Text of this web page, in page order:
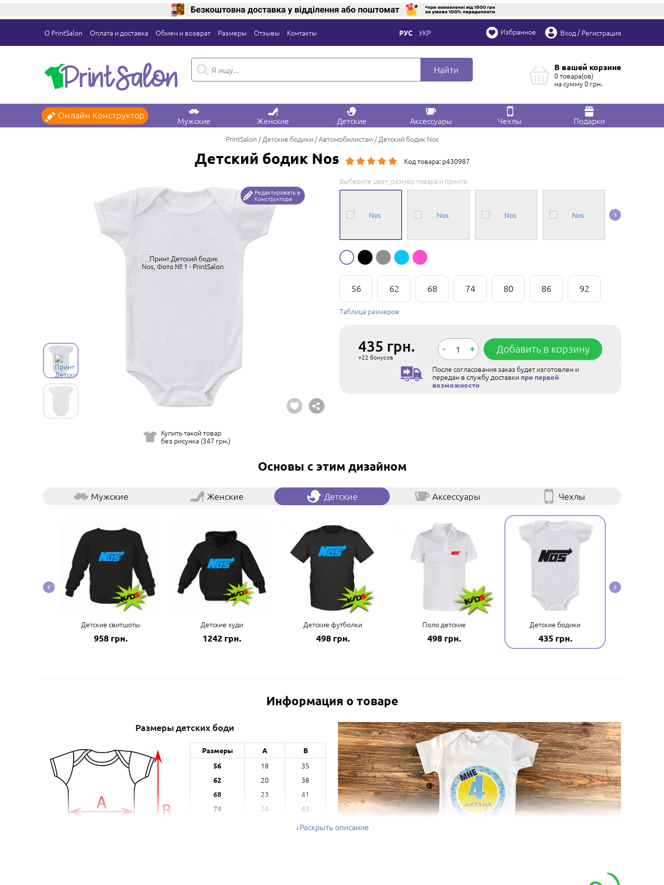
О PrintSalon Оплата и доставка Обмен и возврат Размеры Отзывы Контакты РУС УКР Избранное Вход /Регистрация
Найти В вашей корзине
0 товара(ов)
на сумму0 грн.
Онлайн Конструктор
Мужские Женские Детские Аксессуары Чехлы Подарки
PrintSalon Детские бодики Автомобилистам Детский бодик Nos
Детский бодик Nos Код товара: p430987
Редактировать в
Конструкторе
Редактировать в
Купить такой товар
без рисунка (347 грн.)
Выберите цвет, размер товара и принта:
56 62 68 74 80 86 92
Таблица размеров
435 грн.
+22 бонусов
- + Добавить в корзину
После согласования заказ будет изготовлен и
передан в службу доставки при первой
возможности
Основы с этим дизайном
Мужские Женские Детские Аксессуары Чехлы
Детские свитшоты
958 грн.
Детские худи
1242 грн.
Детские футболки
498 грн.
Поло детские
498 грн.
Детские бодики
435 грн.
Информация о товаре
Размеры детских боди
Размеры A
B
56
18 35
62 20 38
68 23 41
74 24 43
46
Раскрыть описание